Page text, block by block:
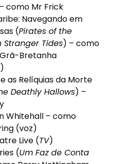
– como Mr Frick
Navegando em
(Pirates of the
Stranger Tides) – como
Bretanha
)
as Relíquias da Morte
Deathly Hallows) –
Whitehall – como
(voz)
Live (TV)
(Um Faz de Conta